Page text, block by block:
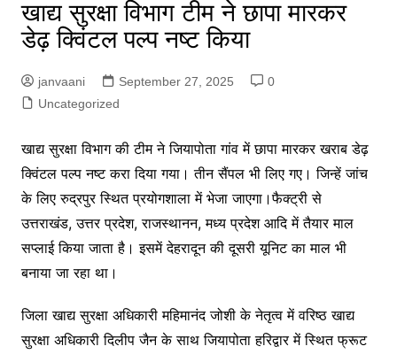
खाद्य सुरक्षा विभाग टीम ने छापा मारकर
डेढ़ क्विंटल पल्प नष्ट किया
janvaani September 27, 2025
0
Uncategorized
खाद्य सुरक्षा विभाग की टीम ने जियापोता गांव में छापा मारकर खराब डेढ़
क्विंटल पल्प नष्ट करा दिया गया। तीन सैंपल भी लिए गए। जिन्हें जांच
के लिए रुद्रपुर स्थित प्रयोगशाला में भेजा जाएगा।फैक्ट्री से
उत्तराखंड, उत्तर प्रदेश, राजस्थानन, मध्य प्रदेश आदि में तैयार माल
सप्लाई किया जाता है। इसमें देहरादून की दूसरी यूनिट का माल भी
बनाया जा रहा था।
जिला खाद्य सुरक्षा अधिकारी महिमानंद जोशी के नेतृत्व में वरिष्ठ खाद्य
सुरक्षा अधिकारी दिलीप जैन के साथ जियापोता हरिद्वार में स्थित फ्रूट